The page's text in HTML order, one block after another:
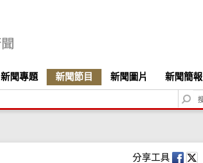
新聞專題 新聞節目 新聞圖片 新聞簡報
S
e
c
h
分享工具